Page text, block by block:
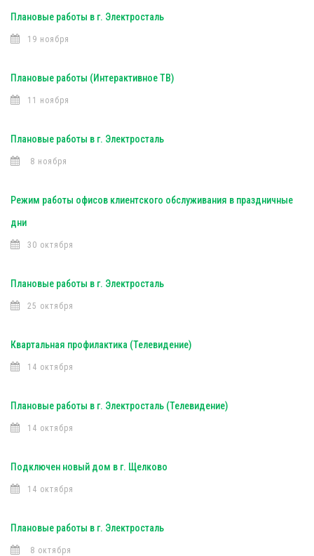
Плановые работы в г. Электросталь
19 ноября
Плановые работы (Интерактивное ТВ)
11 ноября
Плановые работы в г. Электросталь
8 ноября
Режим работы офисов клиентского обслуживания в праздничные
дни
30 октября
Плановые работы в г. Электросталь
25 октября
Квартальная профилактика (Телевидение)
14 октября
Плановые работы в г. Электросталь (Телевидение)
14 октября
Подключен новый дом в г. Щелково
14 октября
Плановые работы в г. Электросталь
8 октября